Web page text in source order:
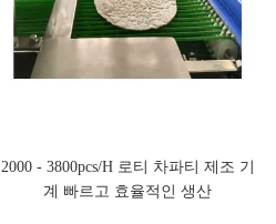
2000 - 3800pcs/H 로티 차파티 제조 기
계 빠르고 효율적인 생산